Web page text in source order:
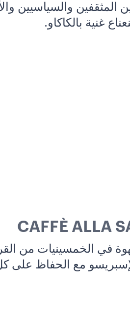
والسياسيين
غنية بالكاكاو.
CAFFÈ ALLA
في الخمسينيات من
مع الحفاظ على